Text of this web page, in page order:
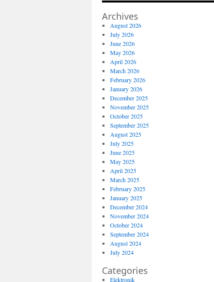
Archives
August 2026
July 2026
June 2026
May 2026
April 2026
March 2026
February 2026
January 2026
December 2025
November 2025
October 2025
September 2025
August 2025
July 2025
June 2025
May 2025
April 2025
March 2025
February 2025
January 2025
December 2024
November 2024
October 2024
September 2024
August 2024
July 2024
Categories
Elektronik